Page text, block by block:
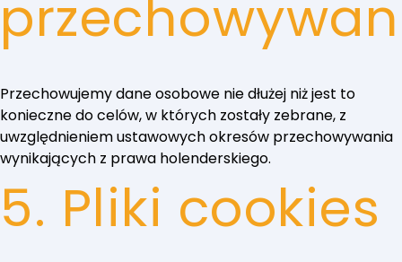
Przechowujemy dane osobowe nie dłużej niż jest to
konieczne do celów, w których zostały zebrane, z
uwzględnieniem ustawowych okresów przechowywania
wynikających z prawa holenderskiego.
5. Pliki cookies